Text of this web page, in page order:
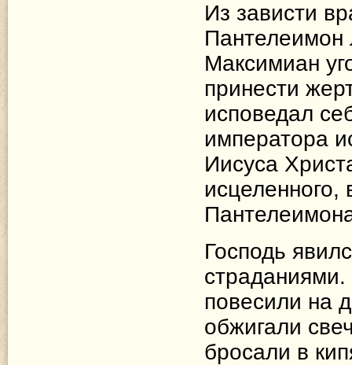
Из зависти
Пантелеимон
Максимиан
принести
исповедал
императора
Иисуса
исцеленного,
Господь
повесили на
обжигали
бросали в